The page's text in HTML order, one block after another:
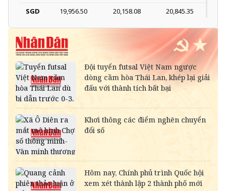
SGD
19,956.50 20,158.08
20,845.35
DKK
- 3,978.07
4,130.19
THB
807.78
SEK
2,703.17
2,817.79
SAR
6,954.79
7,254.11
RUB
NOK
- 2,698.58
2,813.01
MYR
- 6,359.21
KWD
CAD
18,203.66 18,387.54
18,976.43
CHF
31,660.01 31,979.81
33,004.03